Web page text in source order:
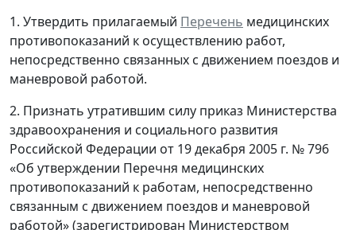
1. Утвердить прилагаемый Перечень медицинских
противопоказаний к осуществлению работ,
непосредственно связанных с движением поездов и
маневровой работой.
2. Признать утратившим силу приказ Министерства
здравоохранения и социального развития
Российской Федерации от 19 декабря 2005 г. № 796
«Об утверждении Перечня медицинских
противопоказаний к работам, непосредственно
связанным с движением поездов и маневровой
работой» (зарегистрирован Министерством